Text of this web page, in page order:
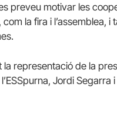
preveu motivar les
com la fira i l’assemblea,
la representació de la
Jordi